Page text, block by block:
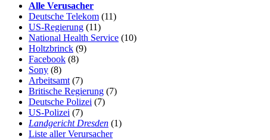
Alle Verusacher
Deutsche Telekom (11)
US-Regierung (11)
National Health Service (10)
Holtzbrinck (9)
Facebook (8)
Sony (8)
Arbeitsamt (7)
Britische Regierung (7)
Deutsche Polizei (7)
US-Polizei (7)
Landgericht Dresden (1)
Liste aller Verursacher